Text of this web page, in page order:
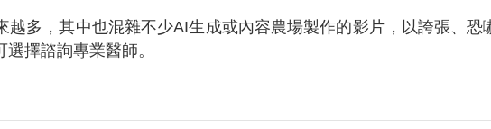
多，其中也混雜不少AI生成或內容農場製作的影片，以誇張、
擇諮詢專業醫師。